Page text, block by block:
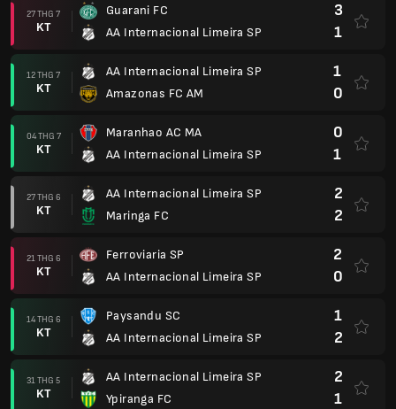
27 THG 7
KT
Guarani FC
AA Internacional Limeira SP
3
1
12 THG 7
KT
AA Internacional Limeira SP
Amazonas FC AM
1
0
04 THG 7
KT
Maranhao AC MA
AA Internacional Limeira SP
0
1
27 THG 6
KT
AA Internacional Limeira SP
Maringa FC
2
2
21 THG 6
KT
Ferroviaria SP
AA Internacional Limeira SP
2
0
14 THG 6
KT
Paysandu SC
AA Internacional Limeira SP
1
2
31 THG 5
KT
AA Internacional Limeira SP
Ypiranga FC
2
1